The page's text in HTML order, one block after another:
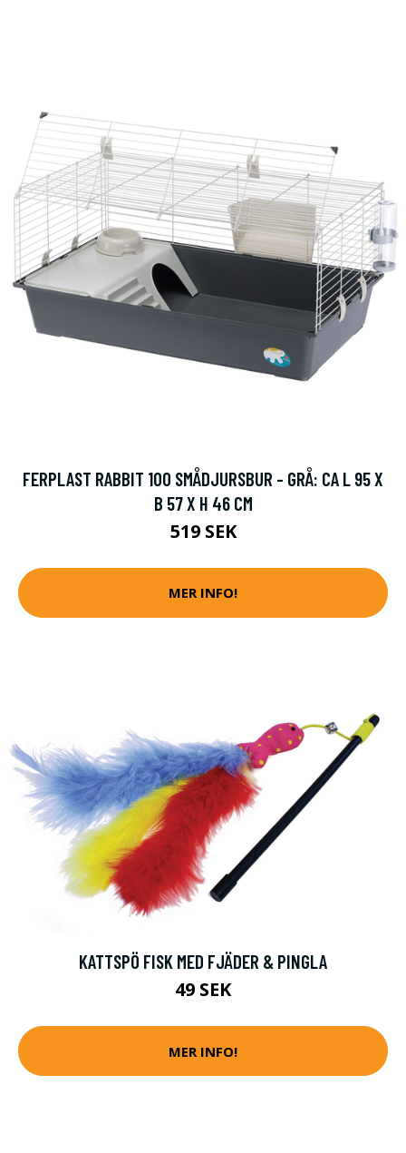
FERPLAST RABBIT 100 SMÅDJURSBUR - GRÅ: CA L 95 X
B 57 X H 46 CM
519 SEK
MER INFO!
KATTSPÖ FISK MED FJÄDER & PINGLA
49 SEK
MER INFO!